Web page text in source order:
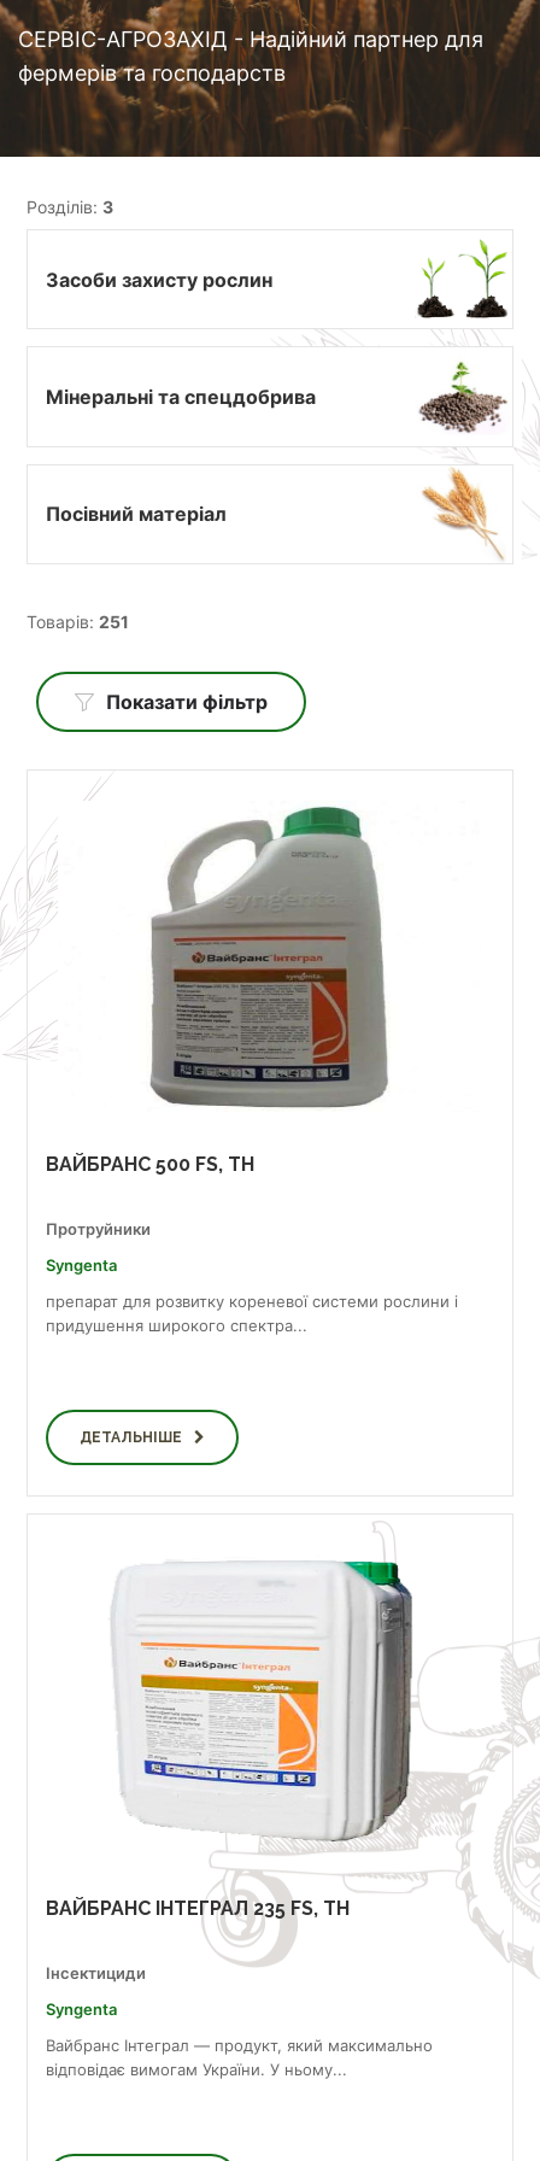
СЕРВІС-АГРОЗАХІД - Надійний партнер для
фермерів та господарств
Розділів: 3
Засоби захисту рослин
Мінеральні та спецдобрива
Посівний матеріал
Товарів: 251
Показати фільтр
ВАЙБРАНС 500 FS, TH
Протруйники
Syngenta
препарат для розвитку кореневої системи рослини і
придушення широкого спектра...
ДЕТАЛЬНІШЕ
ВАЙБРАНС ІНТЕГРАЛ 235 FS, TH
Інсектициди
Syngenta
Вайбранс Інтеграл — продукт, який максимально
відповідає вимогам України. У ньому...